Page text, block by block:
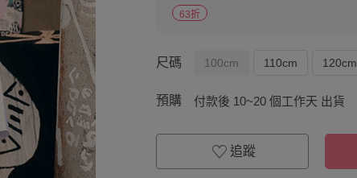
63折
尺碼 100cm 110cm 120cm
預購 付款後 10~20 個工作天 出貨
追蹤